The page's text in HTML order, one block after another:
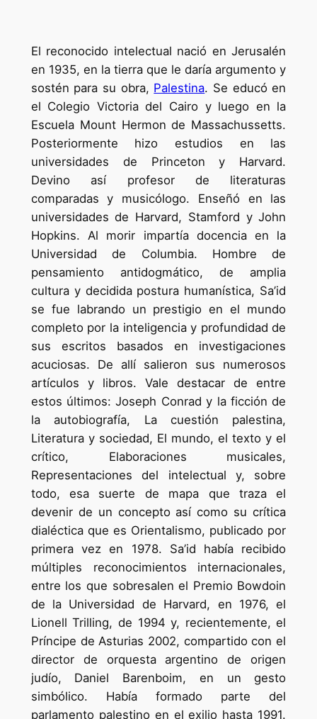
El reconocido intelectual nació en Jerusalén
en 1935, en la tierra que le daría argumento y
sostén para su obra, Palestina. Se educó en
el Colegio Victoria del Cairo y luego en la
Escuela Mount Hermon de Massachussetts.
Posteriormente hizo estudios en las
universidades de Princeton y Harvard.
Devino así profesor de literaturas
comparadas y musicólogo. Enseñó en las
universidades de Harvard, Stamford y John
Hopkins. Al morir impartía docencia en la
Universidad de Columbia. Hombre de
pensamiento antidogmático, de amplia
cultura y decidida postura humanística, Sa’id
se fue labrando un prestigio en el mundo
completo por la inteligencia y profundidad de
sus escritos basados en investigaciones
acuciosas. De allí salieron sus numerosos
artículos y libros. Vale destacar de entre
estos últimos: Joseph Conrad y la ficción de
la autobiografía, La cuestión palestina,
Literatura y sociedad, El mundo, el texto y el
crítico, Elaboraciones musicales,
Representaciones del intelectual y, sobre
todo, esa suerte de mapa que traza el
devenir de un concepto así como su crítica
dialéctica que es Orientalismo, publicado por
primera vez en 1978. Sa’id había recibido
múltiples reconocimientos internacionales,
entre los que sobresalen el Premio Bowdoin
de la Universidad de Harvard, en 1976, el
Lionell Trilling, de 1994 y, recientemente, el
Príncipe de Asturias 2002, compartido con el
director de orquesta argentino de origen
judío, Daniel Barenboim, en un gesto
simbólico. Había formado parte del
parlamento palestino en el exilio hasta 1991.